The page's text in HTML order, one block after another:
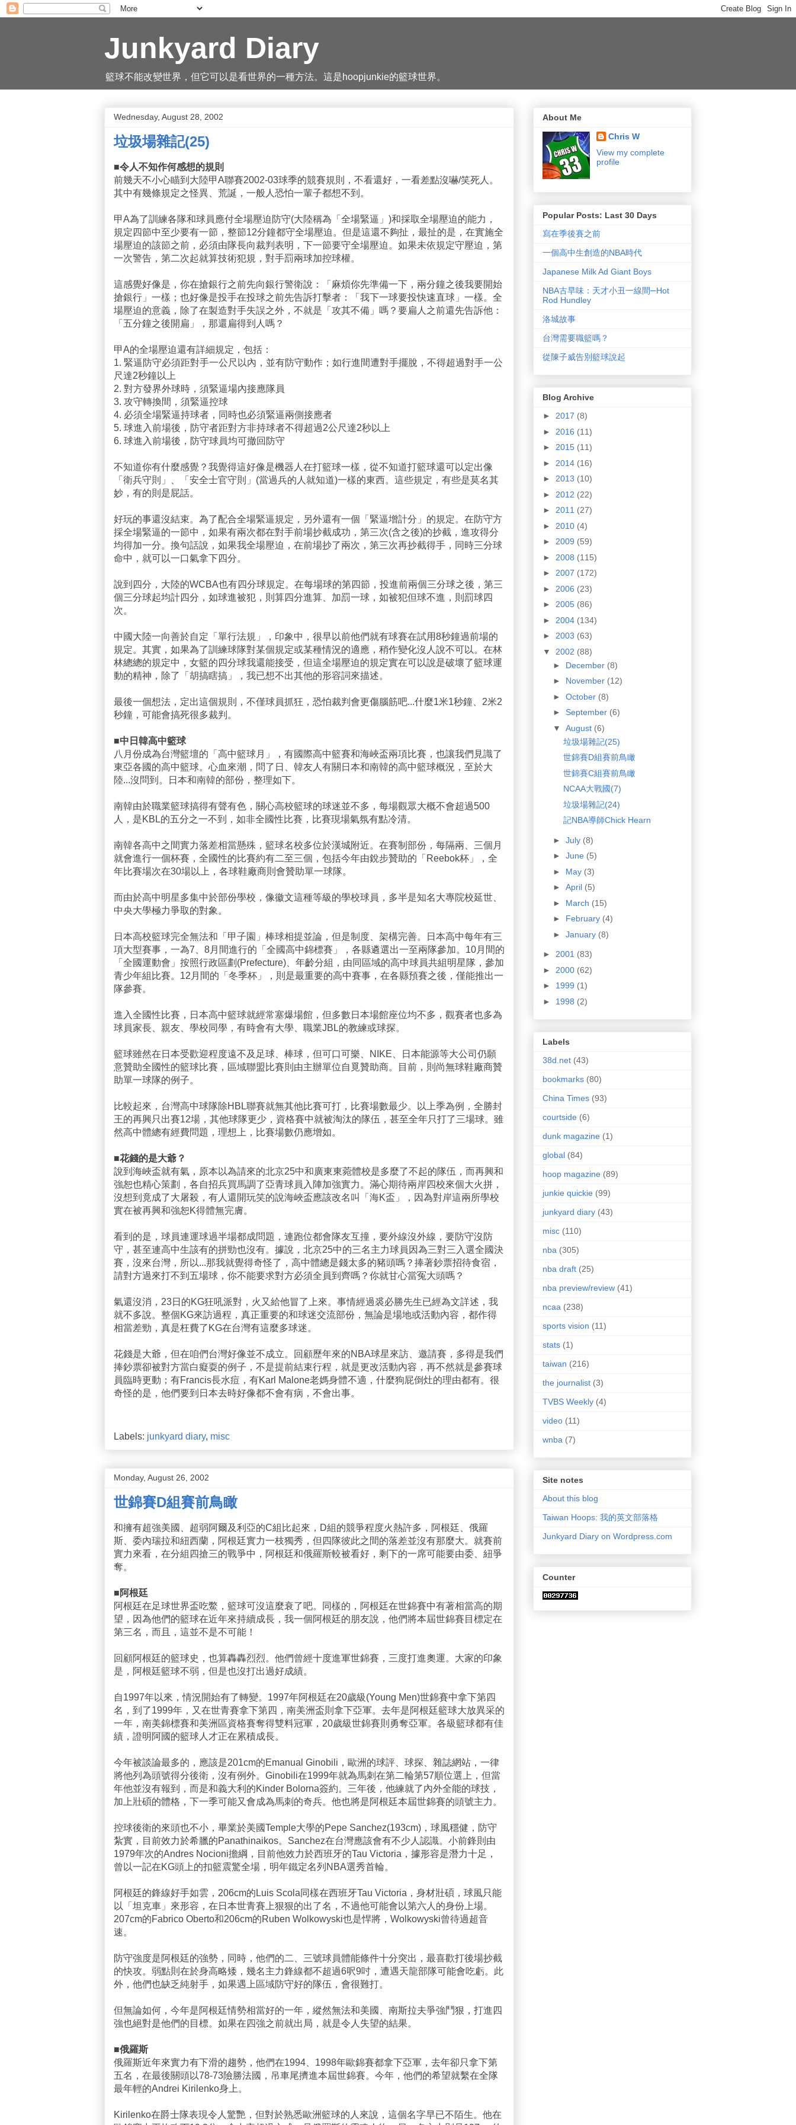
Junkyard Diary
籃球不能改變世界，但它可以是看世界的一種方法。這是hoopjunkie的籃球世界。
Wednesday, August 28, 2002
垃圾場雜記(25)
■令人不知作何感想的規則
前幾天不小心瞄到大陸甲A聯賽2002-03球季的競賽規則，不看還好，一看差點沒嚇/笑死人。
其中有幾條規定之怪異、荒誕，一般人恐怕一輩子都想不到。
甲A為了訓練各隊和球員應付全場壓迫防守(大陸稱為「全場緊逼」)和採取全場壓迫的能力，
規定四節中至少要有一節，整節12分鐘都守全場壓迫。但是這還不夠扯，最扯的是，在實施全
場壓迫的該節之前，必須由隊長向裁判表明，下一節要守全場壓迫。如果未依規定守壓迫，第
一次警告，第二次起就算技術犯規，對手罰兩球加控球權。
這感覺好像是，你在搶銀行之前先向銀行警衛說：「麻煩你先準備一下，兩分鐘之後我要開始
搶銀行」一樣；也好像是投手在投球之前先告訴打擊者：「我下一球要投快速直球」一樣。全
場壓迫的意義，除了在製造對手失誤之外，不就是「攻其不備」嗎？要扁人之前還先告訴他：
「五分鐘之後開扁」，那還扁得到人嗎？
甲A的全場壓迫還有詳細規定，包括：
1. 緊逼防守必須距對手一公尺以內，並有防守動作；如行進間遭對手擺脫，不得超過對手一公
尺達2秒鐘以上
2. 對方發界外球時，須緊逼場內接應隊員
3. 攻守轉換間，須緊逼控球
4. 必須全場緊逼持球者，同時也必須緊逼兩側接應者
5. 球進入前場後，防守者距對方非持球者不得超過2公尺達2秒以上
6. 球進入前場後，防守球員均可撤回防守
不知道你有什麼感覺？我覺得這好像是機器人在打籃球一樣，從不知道打籃球還可以定出像
「衛兵守則」、「安全士官守則」(當過兵的人就知道)一樣的東西。這些規定，有些是莫名其
妙，有的則是屁話。
好玩的事還沒結束。為了配合全場緊逼規定，另外還有一個「緊逼增計分」的規定。在防守方
採全場緊逼的一節中，如果有兩次都在對手前場抄截成功，第三次(含之後)的抄截，進攻得分
均得加一分。換句話說，如果我全場壓迫，在前場抄了兩次，第三次再抄截得手，同時三分球
命中，就可以一口氣拿下四分。
說到四分，大陸的WCBA也有四分球規定。在每場球的第四節，投進前兩個三分球之後，第三
個三分球起均計四分，如球進被犯，則算四分進算、加罰一球，如被犯但球不進，則罰球四
次。
中國大陸一向善於自定「單行法規」，印象中，很早以前他們就有球賽在試用8秒鐘過前場的
規定。其實，如果為了訓練球隊對某個規定或某種情況的適應，稍作變化沒人說不可以。在林
林總總的規定中，女籃的四分球我還能接受，但這全場壓迫的規定實在可以說是破壞了籃球運
動的精神，除了「胡搞瞎搞」，我已想不出其他的形容詞來描述。
最後一個想法，定出這個規則，不僅球員抓狂，恐怕裁判會更傷腦筋吧...什麼1米1秒鐘、2米2
秒鐘，可能會搞死很多裁判。
■中日韓高中籃球
八月份成為台灣籃壇的「高中籃球月」，有國際高中籃賽和海峽盃兩項比賽，也讓我們見識了
東亞各國的高中籃球。心血來潮，問了日、韓友人有關日本和南韓的高中籃球概況，至於大
陸...沒問到。日本和南韓的部份，整理如下。
南韓由於職業籃球搞得有聲有色，關心高校籃球的球迷並不多，每場觀眾大概不會超過500
人，是KBL的五分之一不到，如非全國性比賽，比賽現場氣氛有點冷清。
南韓各高中之間實力落差相當懸殊，籃球名校多位於漢城附近。在賽制部份，每隔兩、三個月
就會進行一個杯賽，全國性的比賽約有二至三個，包括今年由銳步贊助的「Reebok杯」，全
年比賽場次在30場以上，各球鞋廠商則會贊助單一球隊。
而由於高中明星多集中於部份學校，像徽文這種等級的學校球員，多半是知名大專院校延世、
中央大學極力爭取的對象。
日本高校籃球完全無法和「甲子園」棒球相提並論，但是制度、架構完善。日本高中每年有三
項大型賽事，一為7、8月間進行的「全國高中錦標賽」，各縣遴選出一至兩隊參加。10月間的
「全國運動會」按照行政區劃(Prefecture)、年齡分組，由同區域的高中球員共組明星隊，參加
青少年組比賽。12月間的「冬季杯」，則是最重要的高中賽事，在各縣預賽之後，僅能推出一
隊參賽。
進入全國性比賽，日本高中籃球就經常塞爆場館，但多數日本場館座位均不多，觀賽者也多為
球員家長、親友、學校同學，有時會有大學、職業JBL的教練或球探。
籃球雖然在日本受歡迎程度遠不及足球、棒球，但可口可樂、NIKE、日本能源等大公司仍願
意贊助全國性的籃球比賽，區域聯盟比賽則由主辦單位自覓贊助商。目前，則尚無球鞋廠商贊
助單一球隊的例子。
比較起來，台灣高中球隊除HBL聯賽就無其他比賽可打，比賽場數最少。以上季為例，全勝封
王的再興只出賽12場，其他球隊更少，資格賽中就被淘汰的隊伍，甚至全年只打了三場球。雖
然高中體總有經費問題，理想上，比賽場數仍應增如。
■花錢的是大爺？
說到海峽盃就有氣，原本以為請來的北京25中和廣東東菀體校是多麼了不起的隊伍，而再興和
強恕也精心策劃，各自招兵買馬調了亞青球員入陣加強實力。滿心期待兩岸四校來個大火拼，
沒想到竟成了大屠殺，有人還開玩笑的說海峽盃應該改名叫「海K盃」，因為對岸這兩所學校
實在被再興和強恕K得體無完膚。
看到的是，球員連運球過半場都成問題，連跑位都會隊友互撞，要外線沒外線，要防守沒防
守，甚至連高中生該有的拼勁也沒有。據說，北京25中的三名主力球員因為三對三入選全國決
賽，沒來台灣，所以...那我就覺得奇怪了，高中體總是錢太多的豬頭嗎？捧著鈔票招待食宿，
請對方過來打不到五場球，你不能要求對方必須全員到齊嗎？你就甘心當冤大頭嗎？
氣還沒消，23日的KG狂吼派對，火又給他冒了上來。事情經過裘必勝先生已經為文詳述，我
就不多說。整個KG來訪過程，真正重要的和球迷交流部份，無論是場地或活動內容，都作得
相當差勁，真是枉費了KG在台灣有這麼多球迷。
花錢是大爺，但在咱們台灣好像並不成立。回顧歷年來的NBA球星來訪、邀請賽，多得是我們
捧鈔票卻被對方當白癡耍的例子，不是提前結束行程，就是更改活動內容，再不然就是參賽球
員臨時更動；有Francis長水痘，有Karl Malone老媽身體不適，什麼狗屁倒灶的理由都有。很
奇怪的是，他們要到日本去時好像都不會有病，不會出事。
Labels: junkyard diary, misc
Monday, August 26, 2002
世錦賽D組賽前鳥瞰
和擁有超強美國、超弱阿爾及利亞的C組比起來，D組的競爭程度火熱許多，阿根廷、俄羅
斯、委內瑞拉和紐西蘭，阿根廷實力一枝獨秀，但四隊彼此之間的落差並沒有那麼大。就賽前
實力來看，在分組四搶三的戰爭中，阿根廷和俄羅斯較被看好，剩下的一席可能要由委、紐爭
奪。
■阿根廷
阿根廷在足球世界盃吃鱉，籃球可沒這麼衰了吧。同樣的，阿根廷在世錦賽中有著相當高的期
望，因為他們的籃球在近年來持續成長，我一個阿根廷的朋友說，他們將本屆世錦賽目標定在
第三名，而且，這並不是不可能！
回顧阿根廷的籃球史，也算轟轟烈烈。他們曾經十度進軍世錦賽，三度打進奧運。大家的印象
是，阿根廷籃球不弱，但是也沒打出過好成績。
自1997年以來，情況開始有了轉變。1997年阿根廷在20歲級(Young Men)世錦賽中拿下第四
名，到了1999年，又在世青賽拿下第四，南美洲盃則拿下亞軍。去年是阿根廷籃球大放異采的
一年，南美錦標賽和美洲區資格賽奪得雙料冠軍，20歲級世錦賽則勇奪亞軍。各級籃球都有佳
績，證明阿國的籃球人才正在累積成長。
今年被談論最多的，應該是201cm的Emanual Ginobili，歐洲的球評、球探、雜誌網站，一律
將他列為頭號得分後衛，沒有例外。Ginobili在1999年就為馬刺在第二輪第57順位選上，但當
年他並沒有報到，而是和義大利的Kinder Bolorna簽約。三年後，他練就了內外全能的球技，
加上壯碩的體格，下一季可能又會成為馬刺的奇兵。他也將是阿根廷本屆世錦賽的頭號主力。
控球後衛的來頭也不小，畢業於美國Temple大學的Pepe Sanchez(193cm)，球風穩健，防守
紮實，目前效力於希臘的Panathinaikos。Sanchez在台灣應該會有不少人認識。小前鋒則由
1979年次的Andres Nocioni擔綱，目前他效力於西班牙的Tau Victoria，據形容是潛力十足，
曾以一記在KG頭上的扣籃震驚全場，明年鐵定名列NBA選秀首輪。
阿根廷的鋒線好手如雲，206cm的Luis Scola同樣在西班牙Tau Victoria，身材壯碩，球風只能
以「坦克車」來形容，在日本世青賽上狠狠的出了名，不過他可能會以第六人的身份上場。
207cm的Fabrico Oberto和206cm的Ruben Wolkowyski也是悍將，Wolkowyski曾待過超音
速。
防守強度是阿根廷的強勢，同時，他們的二、三號球員體能條件十分突出，最喜歡打後場抄截
的快攻。弱點則在於身高略矮，幾名主力鋒線都不超過6呎9吋，遭遇天龍部隊可能會吃虧。此
外，他們也缺乏純射手，如果遇上區域防守好的隊伍，會很難打。
但無論如何，今年是阿根廷情勢相當好的一年，縱然無法和美國、南斯拉夫爭強鬥狠，打進四
強也絕對是他們的目標。如果在四強之前就出局，就是令人失望的結果。
■俄羅斯
俄羅斯近年來實力有下滑的趨勢，他們在1994、1998年歐錦賽都拿下亞軍，去年卻只拿下第
五名，在最後關頭以78-73險勝法國，吊車尾擠進本屆世錦賽。今年，他們的希望就繫在全隊
最年輕的Andrei Kirilenko身上。
Kirilenko在爵士隊表現令人驚艷，但對於熟悉歐洲籃球的人來說，這個名字早已不陌生。他在
About Me
Chris W
View my complete
profile
Popular Posts: Last 30 Days
寫在季後賽之前
一個高中生創造的NBA時代
Japanese Milk Ad Giant Boys
NBA古早味：天才小丑一線間─Hot
Rod Hundley
洛城故事
台灣需要職籃嗎？
從陳子威告別籃球說起
Blog Archive
► 2017 (8)
► 2016 (11)
► 2015 (11)
► 2014 (16)
► 2013 (10)
► 2012 (22)
► 2011 (27)
► 2010 (4)
► 2009 (59)
► 2008 (115)
► 2007 (172)
► 2006 (23)
► 2005 (86)
► 2004 (134)
► 2003 (63)
▼ 2002 (88)
► December (8)
► November (12)
► October (8)
► September (6)
▼ August (6)
垃圾場雜記(25)
世錦賽D組賽前鳥瞰
世錦賽C組賽前鳥瞰
NCAA大戰國(7)
垃圾場雜記(24)
記NBA導師Chick Hearn
► July (8)
► June (5)
► May (3)
► April (5)
► March (15)
► February (4)
► January (8)
► 2001 (83)
► 2000 (62)
► 1999 (1)
► 1998 (2)
Labels
38d.net (43)
bookmarks (80)
China Times (93)
courtside (6)
dunk magazine (1)
global (84)
hoop magazine (89)
junkie quickie (99)
junkyard diary (43)
misc (110)
nba (305)
nba draft (25)
nba preview/review (41)
ncaa (238)
sports vision (11)
stats (1)
taiwan (216)
the journalist (3)
TVBS Weekly (4)
video (11)
wnba (7)
Site notes
About this blog
Taiwan Hoops: 我的英文部落格
Junkyard Diary on Wordpress.com
Counter